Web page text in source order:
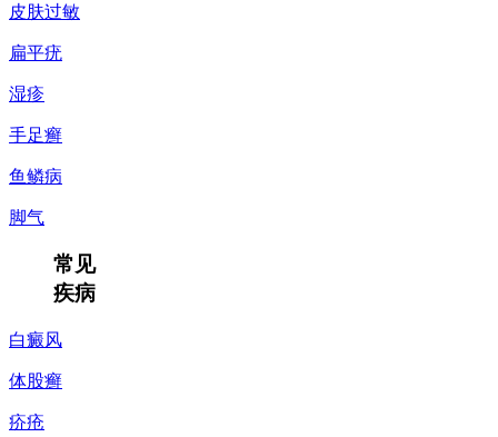
皮肤过敏
扁平疣
湿疹
手足癣
鱼鳞病
脚气
常见
疾病
白癜风
体股癣
疥疮